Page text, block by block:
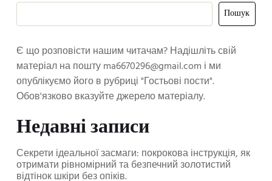
Пошук
Є що розповісти нашим читачам? Надішліть свій
матеріал на поштуma6670296@gmail.com і ми
опублікуємо його в рубриці "Гостьові пости".
Обов'язково вказуйте джерело матеріалу.
Недавні записи
Секрети ідеальної засмаги: покрокова інструкція, як
отримати рівномірний та безпечний золотистий
відтінок шкіри без опіків.